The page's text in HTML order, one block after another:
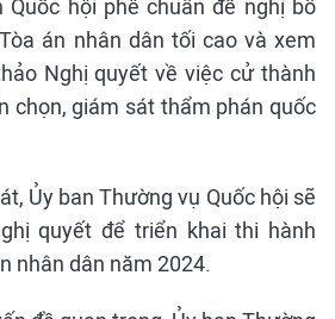
hội phê chuẩn đề nghị bổ
án nhân dân tối cao và xem
Nghị quyết về việc cử thành
chọn, giám sát thẩm phán quốc
Ủy ban Thường vụ Quốc hội sẽ
quyết để triển khai thi hành
nhân dân năm 2024.